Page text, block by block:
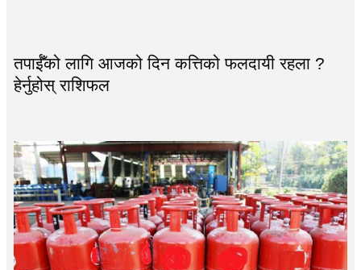
तपाईँको लागि आजको दिन कत्तिको फलदायी रहला ?
हेर्नुहोस् राशिफल